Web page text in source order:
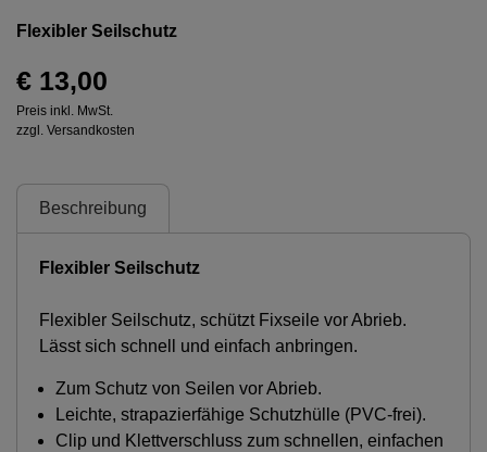
Flexibler Seilschutz
€ 13,00
Preis inkl. MwSt.
zzgl. Versandkosten
Beschreibung
Flexibler Seilschutz
Flexibler Seilschutz, schützt Fixseile vor Abrieb.
Lässt sich schnell und einfach anbringen.
Zum Schutz von Seilen vor Abrieb.
Leichte, strapazierfähige Schutzhülle (PVC-frei).
Clip und Klettverschluss zum schnellen, einfachen